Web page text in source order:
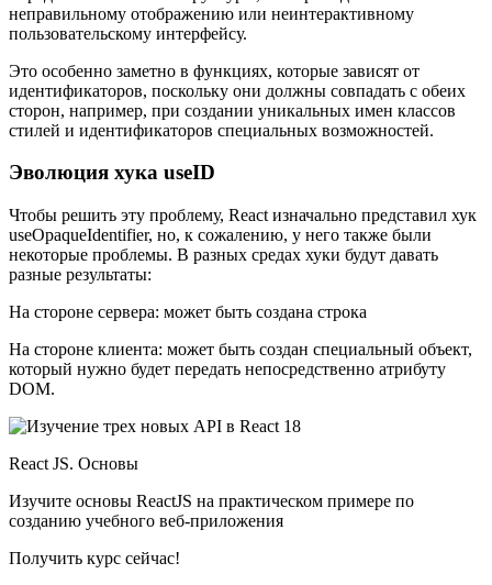
неправильному отображению или неинтерактивному
пользовательскому интерфейсу.
Это особенно заметно в функциях, которые зависят от
идентификаторов, поскольку они должны совпадать с обеих
сторон, например, при создании уникальных имен классов
стилей и идентификаторов специальных возможностей.
Эволюция хука useID
Чтобы решить эту проблему, React изначально представил хук
useOpaqueIdentifier, но, к сожалению, у него также были
некоторые проблемы. В разных средах хуки будут давать
разные результаты:
На стороне сервера: может быть создана строка
На стороне клиента: может быть создан специальный объект,
который нужно будет передать непосредственно атрибуту
DOM.
React JS. Основы
Изучите основы ReactJS на практическом примере по
созданию учебного веб-приложения
Получить курс сейчас!